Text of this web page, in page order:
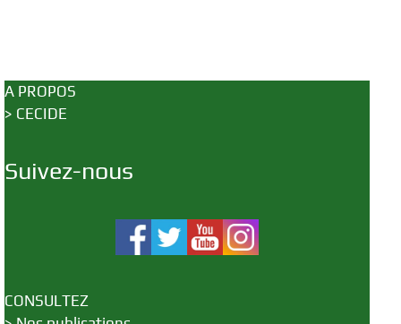
A PROPOS
> CECIDE
Suivez-nous
CONSULTEZ